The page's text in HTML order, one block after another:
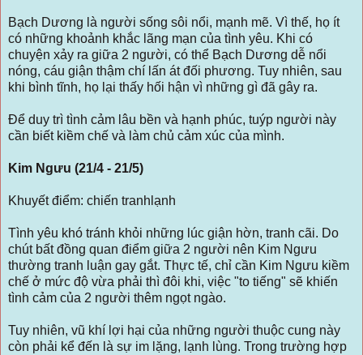
Bạch Dương là người sống sôi nổi, mạnh mẽ. Vì thế, họ ít
có những khoảnh khắc lãng mạn của tình yêu. Khi có
chuyện xảy ra giữa 2 người, có thể Bạch Dương dễ nổi
nóng, cáu giận thậm chí lấn át đối phương. Tuy nhiên, sau
khi bình tĩnh, họ lại thấy hối hận vì những gì đã gây ra.
Để duy trì tình cảm lâu bền và hạnh phúc, tuýp người này
cần biết kiềm chế và làm chủ cảm xúc của mình.
Kim Ngưu (21/4 - 21/5)
Khuyết điểm: chiến tranhlạnh
Tình yêu khó tránh khỏi những lúc giận hờn, tranh cãi. Do
chút bất đồng quan điểm giữa 2 người nên Kim Ngưu
thường tranh luận gay gắt. Thực tế, chỉ cần Kim Ngưu kiềm
chế ở mức độ vừa phải thì đôi khi, việc "to tiếng" sẽ khiến
tình cảm của 2 người thêm ngọt ngào.
Tuy nhiên, vũ khí lợi hại của những người thuộc cung này
còn phải kể đến là sự im lặng, lạnh lùng. Trong trường hợp